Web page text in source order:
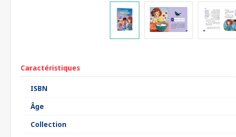
Caractéristiques
ISBN
Âge
Collection